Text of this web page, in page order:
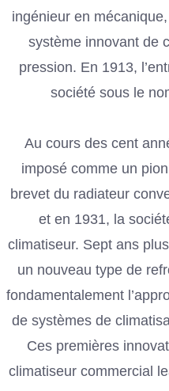
ingénieur en
système innovant de
pression. En 1913,
société sous le
Au cours des cent
imposé comme un
brevet du radiateur
et en 1931, la
climatiseur. Sept ans
un nouveau type de
fondamentalement
de systèmes de
Ces premières
climatiseur commercial